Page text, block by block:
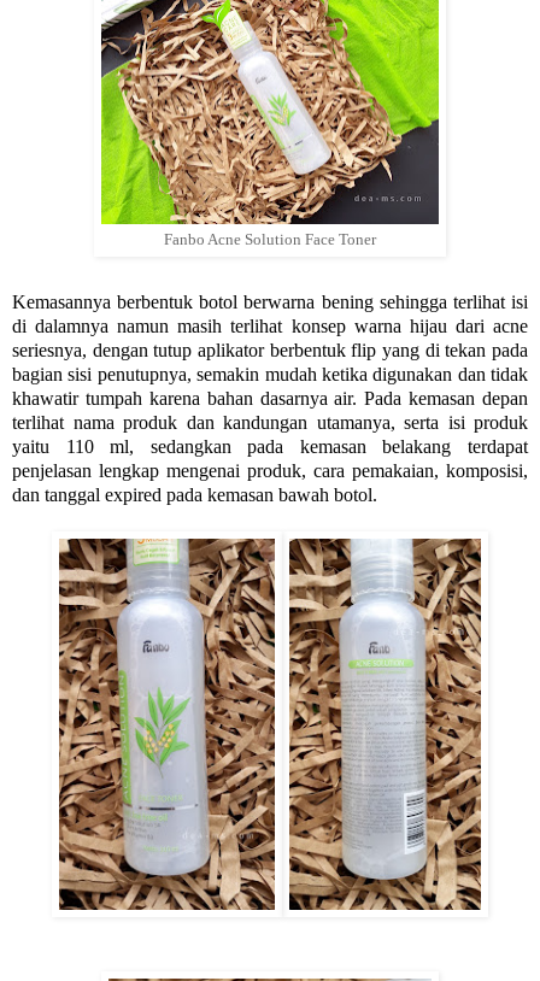
Fanbo Acne Solution Face Toner
Kemasannya berbentuk botol berwarna bening sehingga terlihat isi
di dalamnya namun masih terlihat konsep warna hijau dari acne
seriesnya, dengan tutup aplikator berbentuk flip yang di tekan pada
bagian sisi penutupnya, semakin mudah ketika digunakan dan tidak
khawatir tumpah karena bahan dasarnya air. Pada kemasan depan
terlihat nama produk dan kandungan utamanya, serta isi produk
yaitu 110 ml, sedangkan pada kemasan belakang terdapat
penjelasan lengkap mengenai produk, cara pemakaian, komposisi,
dan tanggal expired pada kemasan bawah botol.